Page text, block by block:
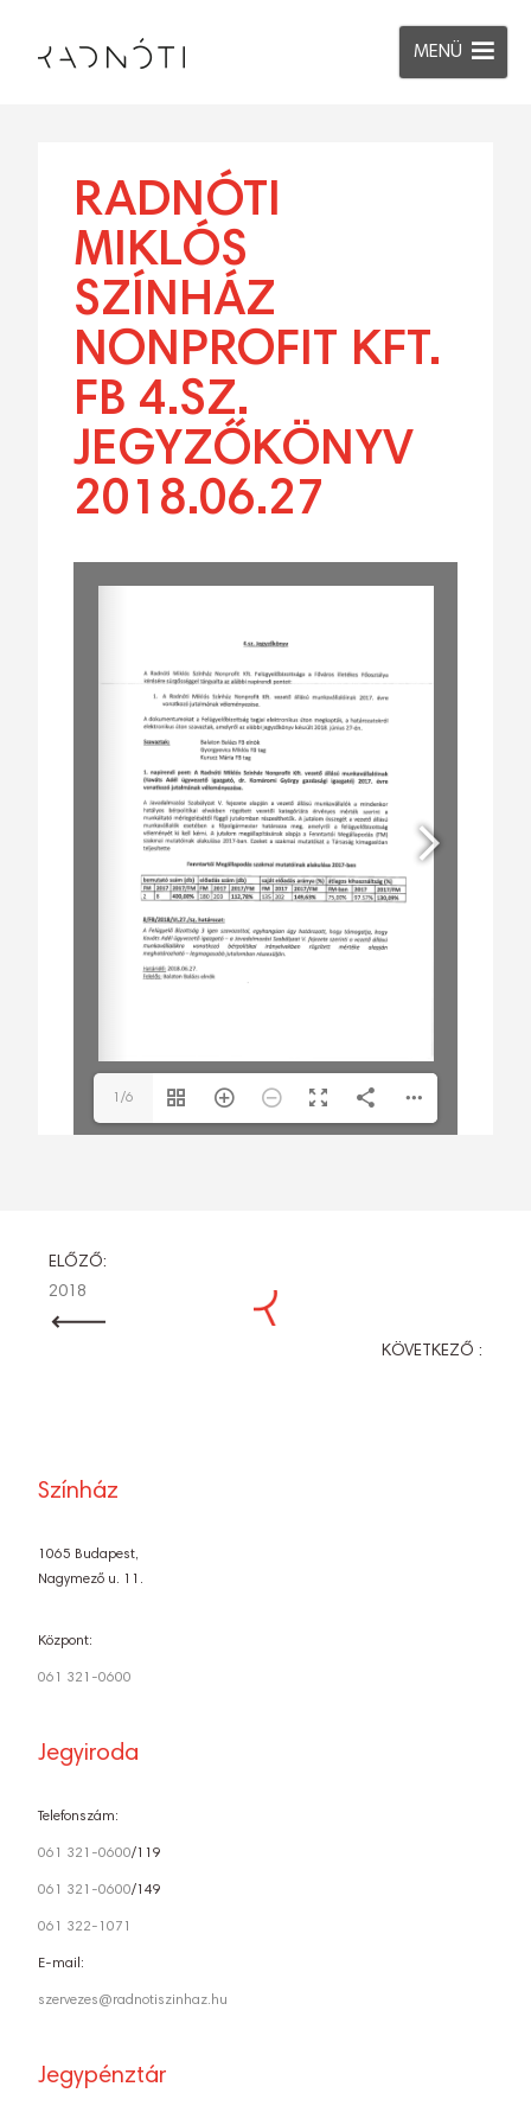
MENÜ
RADNÓTI
MIKLÓS
SZÍNHÁZ
NONPROFIT KFT.
FB 4.SZ.
JEGYZŐKÖNYV
2018.06.27
1/6
BEJEGYZÉS
NAVIGÁCIÓ
ELŐZŐ:
2018
KÖVETKEZŐ :
Színház
1065 Budapest,
Nagymező u. 11.
Központ:
061 321-0600
Jegyiroda
Telefonszám:
061 321-0600/119
061 321-0600/149
061 322-1071
E-mail:
szervezes@radnotiszinhaz.hu
Jegypénztár